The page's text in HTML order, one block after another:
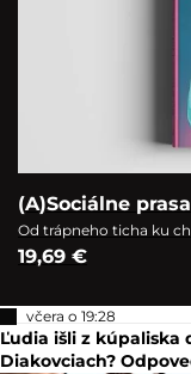
(A)Sociálne prasa
Od trápneho ticha ku
19,69 €
včera o 19:28
Ľudia išli z kúpaliska
Diakovciach?